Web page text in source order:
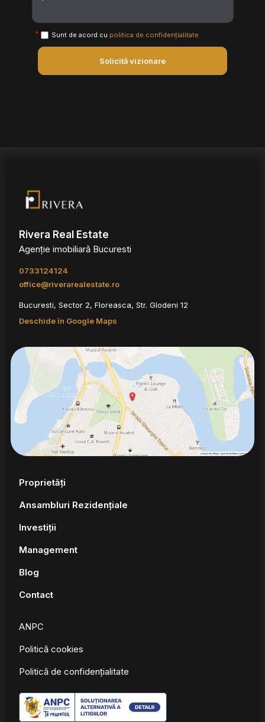
Sunt de acord cu politica de confidențialitate
Solicită vizionare
Rivera Real Estate
Agenție imobiliară Bucuresti
0733124124
office@riverarealestate.ro
Bucuresti, Sector 2, Floreasca, Str. Glodeni 12
Deschide în Google Maps
Proprietăți
Ansambluri Rezidențiale
Investiții
Management
Blog
Contact
ANPC
Politică cookies
Politică de confidențialitate